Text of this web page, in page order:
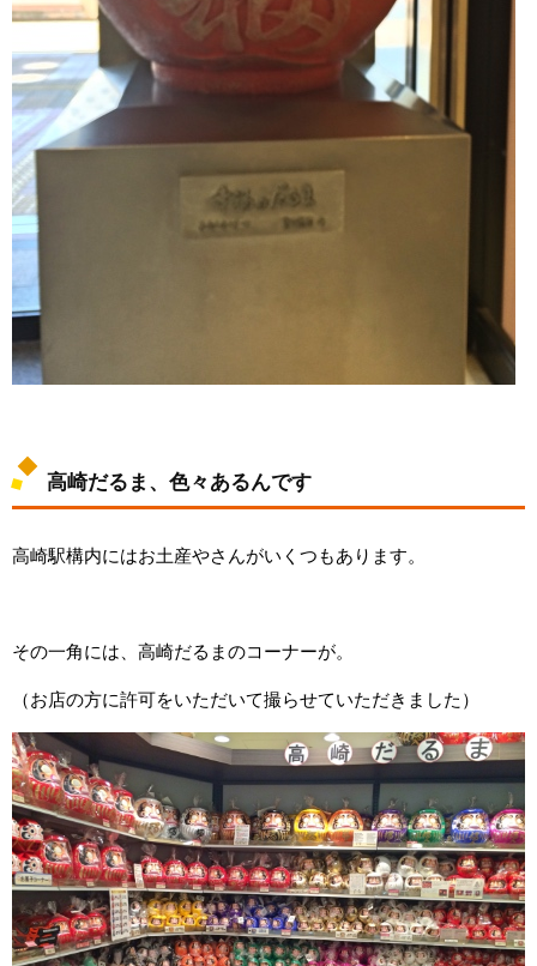
高崎だるま、色々あるんです
高崎駅構内にはお土産やさんがいくつもあります。
その一角には、高崎だるまのコーナーが。
（お店の方に許可をいただいて撮らせていただきました）